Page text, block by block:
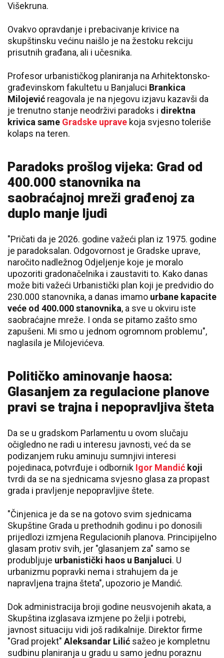
Višekruna.
Ovakvo opravdanje i prebacivanje krivice na
skupštinsku većinu naišlo je na žestoku rekciju
prisutnih građana, ali i učesnika.
Profesor urbanističkog planiranja na Arhitektonsko-
građevinskom fakultetu u Banjaluci Brankica
Milojević reagovala je na njegovu izjavu kazavši da
je trenutno stanje neodrživi paradoks i direktna
krivica same Gradske uprave koja svjesno toleriše
kolaps na teren.
Paradoks prošlog vijeka: Grad od
400.000 stanovnika na
saobraćajnoj mreži građenoj za
duplo manje ljudi
"Pričati da je 2026. godine važeći plan iz 1975. godine
je paradoksalan. Odgovornost je Gradske uprave,
naročito nadležnog Odjeljenje koje je moralo
upozoriti gradonačelnika i zaustaviti to. Kako danas
može biti važeći Urbanistički plan koji je predvidio do
230.000 stanovnika, a danas imamo urbane kapacite
veće od 400.000 stanovnika, a sve u okviru iste
saobraćajne mreže. I onda se pitamo zašto smo
zapušeni. Mi smo u jednom ogromnom problemu",
naglasila je Milojevićeva.
Političko aminovanje haosa:
Glasanjem za regulacione planove
pravi se trajna i nepopravljiva šteta
Da se u gradskom Parlamentu u ovom slučaju
očigledno ne radi u interesu javnosti, već da se
podizanjem ruku aminuju sumnjivi interesi
pojedinaca, potvrđuje i odbornik Igor Mandić koji
tvrdi da se na sjednicama svjesno glasa za propast
grada i pravljenje nepopravljive štete.
"Činjenica je da se na gotovo svim sjednicama
Skupštine Grada u prethodnih godinu i po donosili
prijedlozi izmjena Regulacionih planova. Principijelno
glasam protiv svih, jer "glasanjem za" samo se
produbljuje urbanistički haos u Banjaluci. U
urbanizmu popravki nema i strahujem da je
napravljena trajna šteta", upozorio je Mandić.
Dok administracija broji godine neusvojenih akata, a
Skupština izglasava izmjene po želji i potrebi,
javnost situaciju vidi još radikalnije. Direktor firme
"Grad projekt" Aleksandar Lilić sažeo je kompletnu
sudbinu planiranja u gradu u samo jednu poraznu